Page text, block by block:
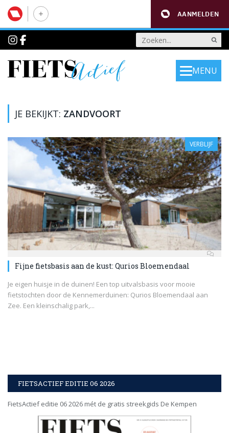
AANMELDEN
MENU
JE BEKIJKT: ZANDVOORT
VERBLIJF
Fijne fietsbasis aan de kust: Qurios Bloemendaal
Je eigen huisje in de duinen! Een top uitvalsbasis voor mooie
fietstochten door de Kennemerduinen: Qurios Bloemendaal aan
Zee. Een kleinschalig park,...
FIETSACTIEF EDITIE 06 2026
FietsActief editie 06 2026 mét de gratis streekgids De Kempen